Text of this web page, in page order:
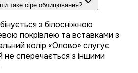
таке сіре облицювання?
з білосніжною
покрівлею та вставками з
колір «Олово» слугує
не сперечається з іншими